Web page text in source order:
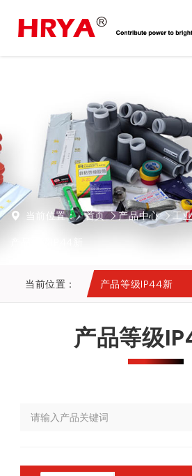
当前位置： 首页 产品中心
工
当前位置： 产品等级IP44新
产品等级